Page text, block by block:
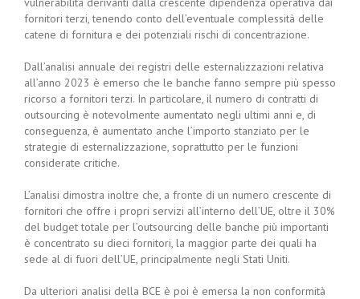
fornitori terzi, tenendo conto dell’eventuale complessità delle
catene di fornitura e dei potenziali rischi di concentrazione.
Dall’analisi annuale dei registri delle esternalizzazioni relativa
all’anno 2023 è emerso che le banche fanno sempre più spesso
ricorso a fornitori terzi. In particolare, il numero di contratti di
outsourcing è notevolmente aumentato negli ultimi anni e, di
conseguenza, è aumentato anche l’importo stanziato per le
strategie di esternalizzazione, soprattutto per le funzioni
considerate critiche.
L’analisi dimostra inoltre che, a fronte di un numero crescente di
fornitori che offre i propri servizi all’interno dell’UE, oltre il 30%
del budget totale per l’outsourcing delle banche più importanti
è concentrato su dieci fornitori, la maggior parte dei quali ha
sede al di fuori dell’UE, principalmente negli Stati Uniti.
Da ulteriori analisi della BCE è poi è emersa la non conformità